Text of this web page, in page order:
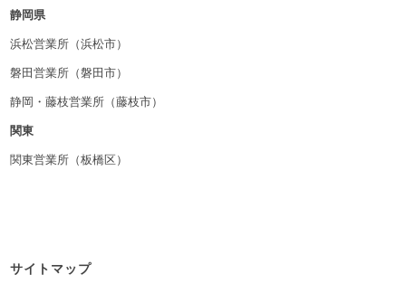
静岡県
浜松営業所（浜松市）
磐田営業所（磐田市）
静岡・藤枝営業所（藤枝市）
関東
関東営業所（板橋区）
サイトマップ